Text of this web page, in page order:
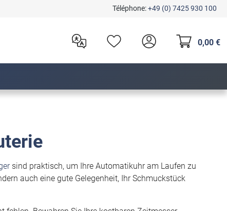
Téléphone:+49 (0) 7425 930 100
0,00 €
sind praktisch, um Ihre Automatikuhr am Laufen zu
auch eine gute Gelegenheit, Ihr Schmuckstück